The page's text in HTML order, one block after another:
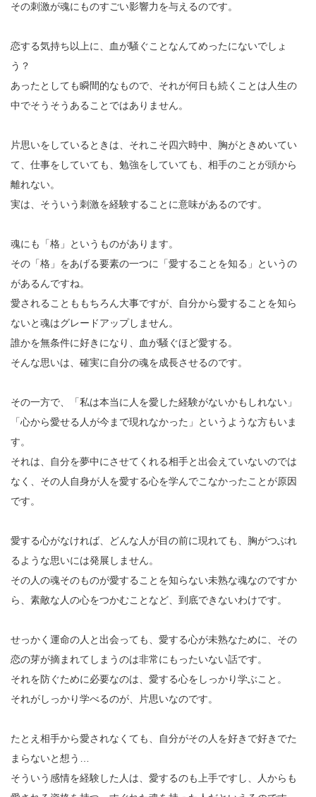
その刺激が魂にものすごい影響力を与えるのです。
恋する気持ち以上に、血が騒ぐことなんてめったにないでしょ
う？
あったとしても瞬間的なもので、それが何日も続くことは人生の
中でそうそうあることではありません。
片思いをしているときは、それこそ四六時中、胸がときめいてい
て、仕事をしていても、勉強をしていても、相手のことが頭から
離れない。
実は、そういう刺激を経験することに意味があるのです。
魂にも「格」というものがあります。
その「格」をあげる要素の一つに「愛することを知る」というの
があるんですね。
愛されることももちろん大事ですが、自分から愛することを知ら
ないと魂はグレードアップしません。
誰かを無条件に好きになり、血が騒ぐほど愛する。
そんな思いは、確実に自分の魂を成長させるのです。
その一方で、「私は本当に人を愛した経験がないかもしれない」
「心から愛せる人が今まで現れなかった」というような方もいま
す。
それは、自分を夢中にさせてくれる相手と出会えていないのでは
なく、その人自身が人を愛する心を学んでこなかったことが原因
です。
愛する心がなければ、どんな人が目の前に現れても、胸がつぶれ
るような思いには発展しません。
その人の魂そのものが愛することを知らない未熟な魂なのですか
ら、素敵な人の心をつかむことなど、到底できないわけです。
せっかく運命の人と出会っても、愛する心が未熟なために、その
恋の芽が摘まれてしまうのは非常にもったいない話です。
それを防ぐために必要なのは、愛する心をしっかり学ぶこと。
それがしっかり学べるのが、片思いなのです。
たとえ相手から愛されなくても、自分がその人を好きで好きでた
まらないと想う…
そういう感情を経験した人は、愛するのも上手ですし、人からも